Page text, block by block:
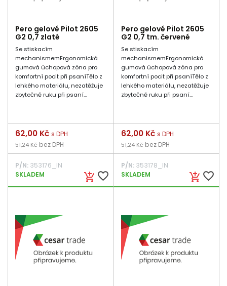
Pero gelové Pilot 2605
G2 0,7 zlaté
Se stiskacím
mechanismemErgonomická
gumová úchopová zóna pro
komfortní pocit při psaníTělo z
lehkého materiálu, nezatěžuje
zbytečně ruku při psaní...
add_shopping_cart favorite_border
Cena
62,00 Kč s DPH
51,24 Kč bez DPH
P/N: 353176_IN
SKLADEM
Pero gelové Pilot 2605
G2 0,7 tm. červené
Se stiskacím
mechanismemErgonomická
gumová úchopová zóna pro
komfortní pocit při psaníTělo z
lehkého materiálu, nezatěžuje
zbytečně ruku při psaní...
add_shopping_cart favorite_border
Cena
62,00 Kč s DPH
51,24 Kč bez DPH
P/N:353178_IN
SKLADEM